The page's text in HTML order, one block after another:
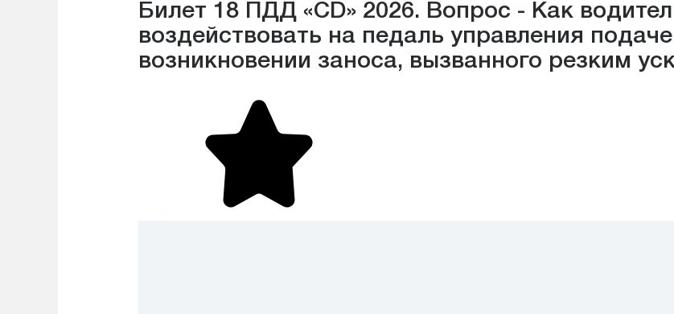
Билет 18 ПДД «CD» 2026. Вопрос - Как
воздействовать на педаль управления
возникновении заноса, вызванного резким